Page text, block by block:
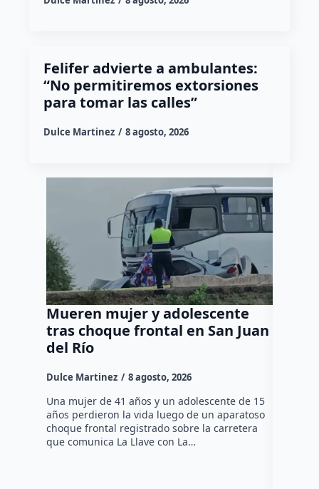
Felifer advierte a ambulantes:
“No permitiremos extorsiones
para tomar las calles”
Dulce Martinez 8 agosto, 2026
Mueren mujer y adolescente
tras choque frontal en San Juan
del Río
Dulce Martinez 8 agosto, 2026
Una mujer de 41 años y un adolescente de 15
años perdieron la vida luego de un aparatoso
choque frontal registrado sobre la carretera
que comunica La Llave con La…